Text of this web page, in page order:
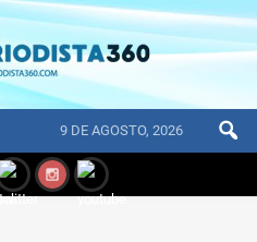
9 DE AGOSTO, 2026